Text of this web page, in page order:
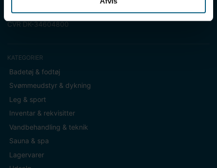
info@lml-sport.dk
CVR DK-34604800
KATEGORIER
Badetøj & fodtøj
Svømmeudstyr & dykning
Leg & sport
Inventar & rekvisitter
Vandbehandling & teknik
Sauna & spa
Lagervarer